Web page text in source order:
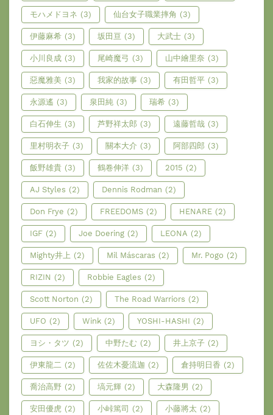
モハメドヨネ (3) 仙台女子職業摔角 (3)
伊藤麻希 (3) 坂田亘 (3) 大武士 (3)
小川良成 (3) 尾崎魔弓 (3) 山中繪里奈 (3)
惡魔雅美 (3) 我家的故事 (3) 有田哲平 (3)
永源遙 (3) 泉田純 (3) 瑞希 (3)
白石伸生 (3) 芦野祥太郎 (3) 遠藤哲哉 (3)
里村明衣子 (3) 關本大介 (3) 阿部四郎 (3)
飯野雄貴 (3) 鶴卷伸洋 (3) 2015 (2)
AJ Styles (2) Dennis Rodman (2)
Don Frye (2) FREEDOMS (2) HENARE (2)
IGF (2) Joe Doering (2) LEONA (2)
Mighty井上 (2) Mil Máscaras (2) Mr. Pogo (2)
RIZIN (2) Robbie Eagles (2)
Scott Norton (2) The Road Warriors (2)
UFO (2) Wink (2) YOSHI-HASHI (2)
ヨシ・タツ (2) 中野たむ (2) 井上京子 (2)
伊東龍二 (2) 佐佐木憂流迦 (2) 倉持明日香 (2)
喬治高野 (2) 塙元輝 (2) 大森隆男 (2)
安田優虎 (2) 小峠篤司 (2) 小藤將太 (2)